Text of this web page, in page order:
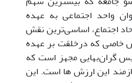
واحد اجتماعی به عهده
اجتماع، اساسی‌ترین نقش
خاصی که درخلقت بر عهده
گران‌بهایی مجهز است که
این ارزش ها است. این